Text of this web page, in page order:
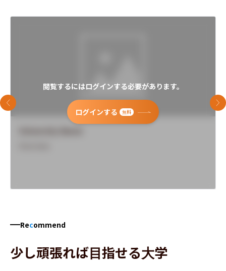
閲覧するにはログインする必要があります。
ログインする 無料
前のスライド 次
Recommend
少し頑張れば目指せる大学